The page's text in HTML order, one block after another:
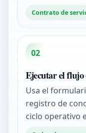
Contrato de
02
Ejecutar el flujo
Usa el
registro de
ciclo operativo